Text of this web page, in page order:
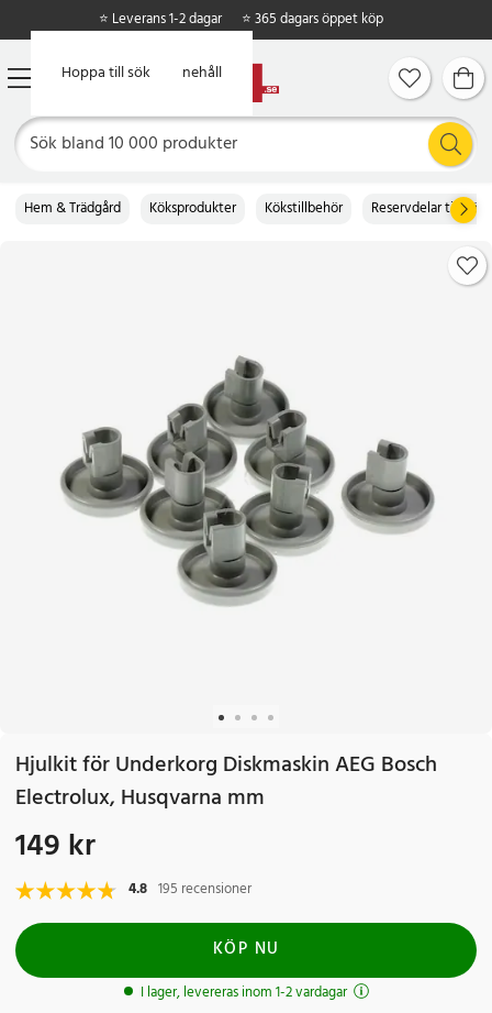
Hoppa till huvudinnehåll
Hoppa till sök
⭐ Leverans 1-2 dagar ⭐ 365 dagars öppet köp
Hem & Trädgård Köksprodukter Kökstillbehör Reservdelar till
Hjulkit för Underkorg Diskmaskin AEG Bosch
Electrolux, Husqvarna mm
Pris:149 kr
149 kr
4.8 195 recensioner
KÖP NU
I lager, levereras inom 1-2 vardagar